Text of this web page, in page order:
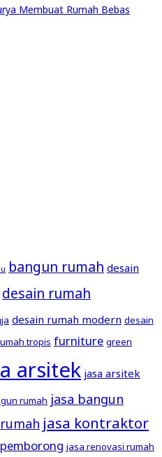
Membuat Rumah Bebas
bangun rumah desain
desain rumah
desain rumah modern desain
tropis furniture green
arsitek jasa arsitek
rumah jasa bangun
jasa kontraktor
jasa renovasi rumah